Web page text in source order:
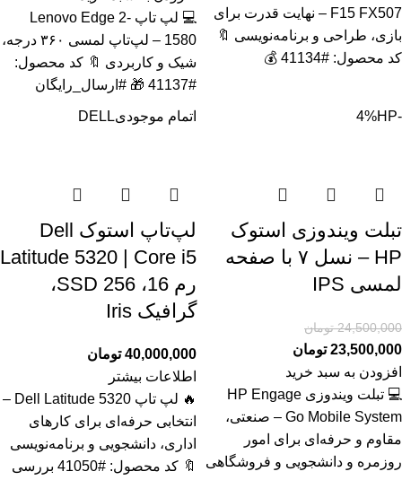
F15 FX507 – نهایت قدرت برای
بازی، طراحی و برنامه‌نویسی 🔖
کد محصول: #41134 💰
💻 لپ تاپ Lenovo Edge 2-
1580 – لپ‌تاپ لمسی ۳۶۰ درجه،
شیک و کاربردی 🔖 کد محصول:
#41137 🎁 #ارسال_رایگان
-4%
HP
تبلت ویندوزی استوک
HP – نسل ۷ با صفحه
لمسی IPS
24,500,000 تومان
23,500,000 تومان
افزودن به سبد خرید
💻 تبلت ویندوزی HP Engage
Go Mobile System – صنعتی،
مقاوم و حرفه‌ای برای امور
روزمره و دانشجویی و فروشگاهی
اتمام موجودیDELL
لپ‌تاپ استوک Dell
Latitude 5320 | Core i5
رم 16، SSD 256،
گرافیک Iris
40,000,000 تومان
اطلاعات بیشتر
🔥 لپ تاپ Dell Latitude 5320 –
انتخابی حرفه‌ای برای کارهای
اداری، دانشجویی و برنامه‌نویسی
🔖 کد محصول: #41050 بررسی